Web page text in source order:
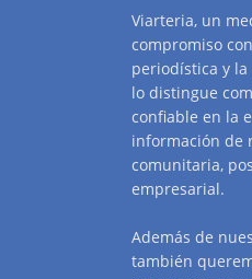
Viarteria, un
compromiso
periodística y
lo distingue
confiable en la
información de
comunitaria,
empresarial.
Además de
también